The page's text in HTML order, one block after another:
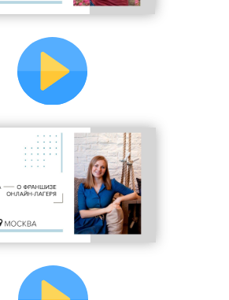
для собеседований
отбора
задачи
с которыми